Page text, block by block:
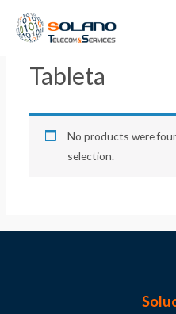
Home/Movilidad/ Tableta
Tableta
No products were
selection.